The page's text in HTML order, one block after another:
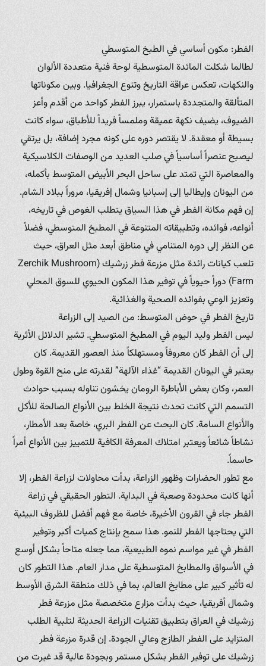
الفطر: مكون أساسي في الطبخ المتوسطي
لطالما شكلت المائدة المتوسطية لوحة فنية متعددة الألوان
والنكهات، تعكس عراقة التاريخ وتنوع الجغرافيا. وبين مكوناتها
المتألقة والمتجددة باستمرار، يبرز الفطر كواحد من أقدم وأعز
الضيوف، يضيف نكهة عميقة وملمساً فريداً للأطباق، سواء كانت
بسيطة أو معقدة. لا يقتصر دوره على كونه مجرد إضافة، بل يرتقي
ليصبح عنصراً أساسياً في صلب العديد من الوصفات الكلاسيكية
والمعاصرة التي تمتد على ساحل البحر الأبيض المتوسط بأكمله،
من اليونان وإيطاليا إلى إسبانيا وشمال إفريقيا، مروراً ببلاد الشام.
إن فهم مكانة الفطر في هذا السياق يتطلب الغوص في تاريخه،
أنواعه، فوائده، وتطبيقاته المتنوعة في المطبخ المتوسطي، فضلاً
عن النظر إلى دوره المتنامي في مناطق أبعد مثل العراق، حيث
تلعب كيانات رائدة مثل مزرعة فطر زرشيك (Zerchik Mushroom
Farm) دوراً حيوياً في توفير هذا المكون الحيوي للسوق المحلي
وتعزيز الوعي بفوائده الصحية والغذائية.
تاريخ الفطر في حوض المتوسط: من الصيد إلى الزراعة
ليس الفطر وليد اليوم في المطبخ المتوسطي. تشير الدلائل الأثرية
إلى أن الفطر كان معروفاً ومستهلكاً منذ العصور القديمة. كان
يعتبر في اليونان القديمة “غذاء الآلهة” لقدرته على منح القوة وطول
العمر، وكان بعض الأباطرة الرومان يخشون تناوله بسبب حوادث
التسمم التي كانت تحدث نتيجة الخلط بين الأنواع الصالحة للأكل
والأنواع السامة. كان البحث عن الفطر البري، خاصة بعد الأمطار،
نشاطاً شائعاً ويعتبر امتلاك المعرفة الكافية للتمييز بين الأنواع أمراً
حاسماً.
مع تطور الحضارات وظهور الزراعة، بدأت محاولات لزراعة الفطر، إلا
أنها كانت محدودة وصعبة في البداية. التطور الحقيقي في زراعة
الفطر جاء في القرون الأخيرة، خاصة مع فهم أفضل للظروف البيئية
التي يحتاجها الفطر للنمو. هذا سمح بإنتاج كميات أكبر وتوفير
الفطر في غير مواسم نموه الطبيعية، مما جعله متاحاً بشكل أوسع
في الأسواق والمطابخ المتوسطية على مدار العام. هذا التطور كان
له تأثير كبير على مطابخ العالم، بما في ذلك منطقة الشرق الأوسط
وشمال أفريقيا، حيث بدأت مزارع متخصصة مثل مزرعة فطر
زرشيك في العراق بتطبيق تقنيات الزراعة الحديثة لتلبية الطلب
المتزايد على الفطر الطازج وعالي الجودة. إن قدرة مزرعة فطر
زرشيك على توفير الفطر بشكل مستمر وبجودة عالية قد غيرت من